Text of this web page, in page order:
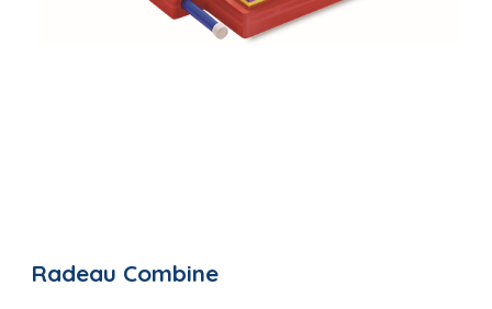
Radeau Combine